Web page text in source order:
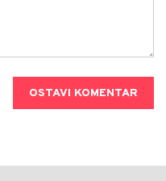
OSTAVI KOMENTAR